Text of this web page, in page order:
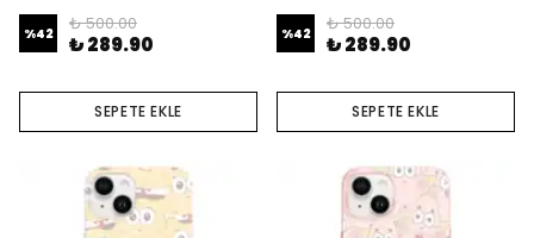
%42 ₺ 500.00
₺ 289.90
SEPETE EKLE
%42 ₺ 500.00
₺ 289.90
SEPETE EKLE